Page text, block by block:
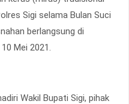
Sigi selama Bulan Suci
berlangsung di
Mei 2021.
Wakil Bupati Sigi, pihak